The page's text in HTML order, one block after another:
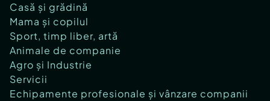
Casă și grădină
Mama și copilul
Sport, timp liber, artă
Animale de companie
Agro și Industrie
Servicii
Echipamente profesionale și vânzare companii